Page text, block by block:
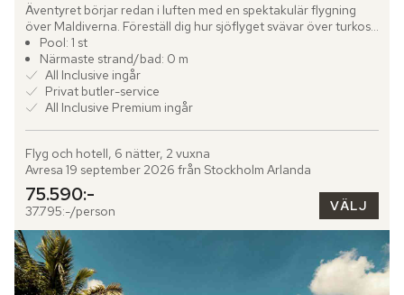
Äventyret börjar redan i luften med en spektakulär flygning
över Maldiverna. Föreställ dig hur sjöflyget svävar över turkosa
laguner och färgglada korallrev som skimrar under dig....
Pool: 1 st
Närmaste strand/bad: 0 m
All Inclusive ingår
Privat butler-service
All Inclusive Premium ingår
Flyg och hotell, 6 nätter, 2 vuxna
Avresa 19 september 2026 från Stockholm Arlanda
75.590:-
37.795:-/person VÄLJ